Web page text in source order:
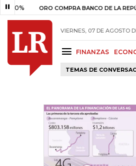
ORO COMPRA BANCO DE LA REPÚBLICA
VIERNES, 07 DE AGOSTO
FINANZAS
TEMAS DE